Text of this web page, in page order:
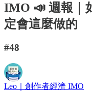
IMO 📣 週報｜
定會這麼做的
#48
Leo｜創作者經濟 IMO